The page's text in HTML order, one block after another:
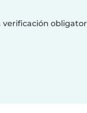
verificación